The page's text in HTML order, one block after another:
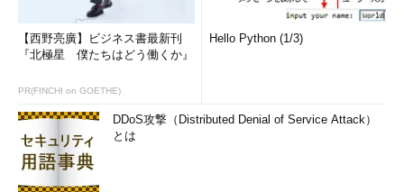
【西野亮廣】ビジネス書最新刊
『北極星 僕たちはどう働くか』
PR(FINCHI on GOETHE)
Hello Python (1/3)
DDoS攻撃（Distributed Denial of Service Attack）
とは